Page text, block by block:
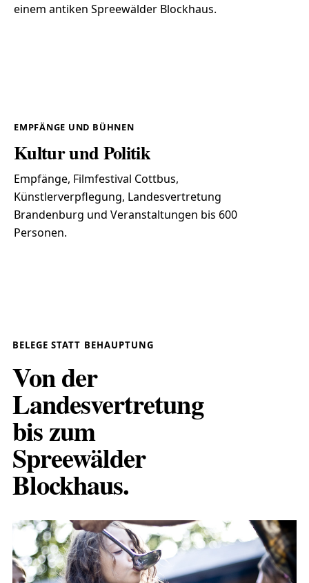
einem antiken Spreewälder Blockhaus.
EMPFÄNGE UND BÜHNEN
Kultur und Politik
Empfänge, Filmfestival Cottbus,
Künstlerverpflegung, Landesvertretung
Brandenburg und Veranstaltungen bis 600
Personen.
BELEGE STATT BEHAUPTUNG
Von der
Landesvertretung
bis zum
Spreewälder
Blockhaus.